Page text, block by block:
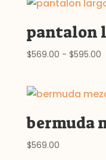
pantalon
$569.00 - $595.00
bermuda
$569.00